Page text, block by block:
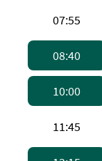
07:55上
08:40上
10:00上
11:45上